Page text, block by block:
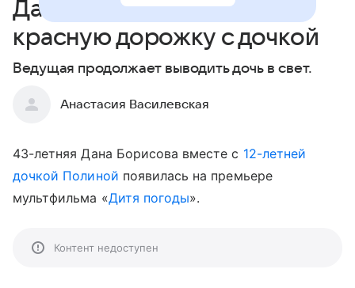
Дана Борисова вышла на
красную дорожку с дочкой
Ведущая продолжает выводить дочь в свет.
Анастасия Василевская
43-летняя Дана Борисова вместе с 12-летней
дочкой Полиной появилась на премьере
мультфильма «Дитя погоды».
Контент недоступен